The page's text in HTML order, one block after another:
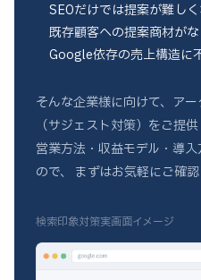
SEOだけでは提案が難しく
既存顧客への提案商材がな
Google依存の売上構造に
そんな企業様に向けて、ア
（サジェスト対策）をご提供
営業方法・収益モデル・導
ので、
まずはお気軽にご確認
検索印象対策実画面イメージ